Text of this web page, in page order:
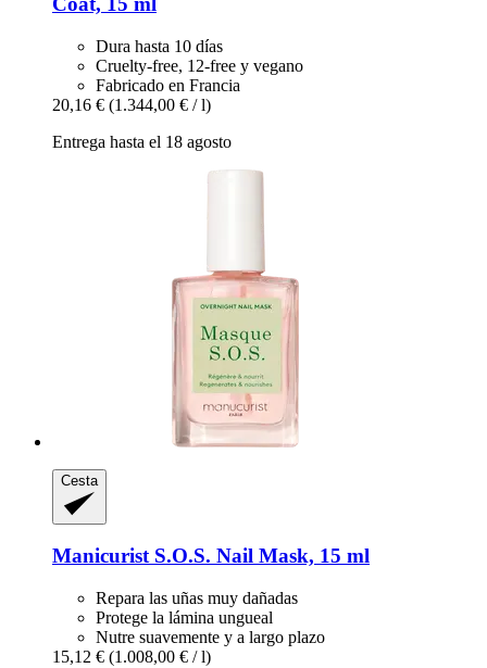
Dura hasta 10 días
Cruelty-free, 12-free y vegano
Fabricado en Francia
20,16 € (1.344,00 € / l)
Entrega hasta el 18 agosto
Cesta
ManicuristS.O.S. Nail Mask, 15 ml
Repara las uñas muy dañadas
Protege la lámina ungueal
Nutre suavemente y a largo plazo
15,12 € (1.008,00 € / l)